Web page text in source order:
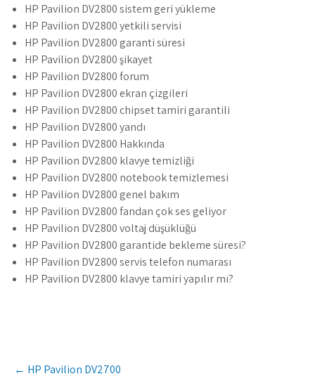
HP Pavilion DV2800 sistem geri yükleme
HP Pavilion DV2800 yetkili servisi
HP Pavilion DV2800 garanti süresi
HP Pavilion DV2800 şikayet
HP Pavilion DV2800 forum
HP Pavilion DV2800 ekran çizgileri
HP Pavilion DV2800 chipset tamiri garantili
HP Pavilion DV2800 yandı
HP Pavilion DV2800 Hakkında
HP Pavilion DV2800 klavye temizliği
HP Pavilion DV2800 notebook temizlemesi
HP Pavilion DV2800 genel bakım
HP Pavilion DV2800 fandan çok ses geliyor
HP Pavilion DV2800 voltaj düşüklüğü
HP Pavilion DV2800 garantide bekleme süresi?
HP Pavilion DV2800 servis telefon numarası
HP Pavilion DV2800 klavye tamiri yapılır mı?
Post
navigation
← HP Pavilion DV2700